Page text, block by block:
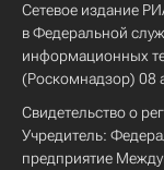
Сетевое издание
в Федеральной
информационных
(Роскомнадзор) 08
Свидетельство о
Учредитель:
предприятие